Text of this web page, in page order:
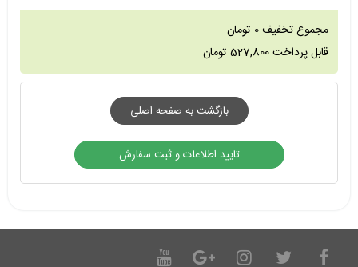
مجموع تخفیف0 تومان
قابل پرداخت527,800 تومان